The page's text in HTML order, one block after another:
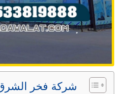
شركة فخر